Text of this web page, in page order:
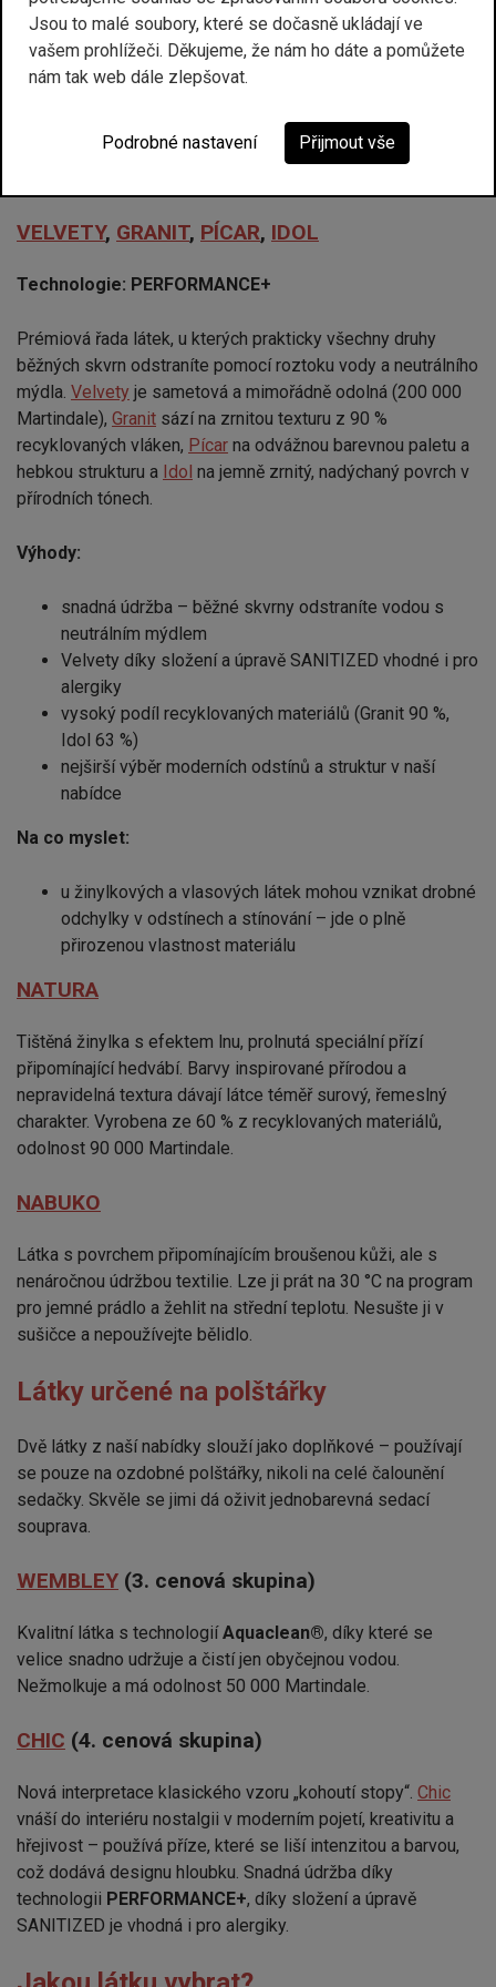
nižší odolnost proti oděru (30 000 Martindale)
přirozenou vlastností mohou být drobné odchylky v
VELVETY, GRANIT, PÍCAR, IDOL
Technologie: PERFORMANCE+
Prémiová řada látek, u kterých prakticky všechny druhy
běžných skvrn odstraníte pomocí roztoku vody a neutrálního
mýdla. Velvety je sametová a mimořádně odolná (200 000
Martindale), Granit sází na zrnitou texturu z 90 %
recyklovaných vláken, Pícar na odvážnou barevnou paletu a
hebkou strukturu a Idol na jemně zrnitý, nadýchaný povrch v
přírodních tónech.
Výhody:
snadná údržba – běžné skvrny odstraníte vodou s
neutrálním mýdlem
Velvety díky složení a úpravě SANITIZED vhodné i pro
alergiky
vysoký podíl recyklovaných materiálů (Granit 90 %,
Idol 63 %)
nejširší výběr moderních odstínů a struktur v naší
nabídce
Na co myslet:
u žinylkových a vlasových látek mohou vznikat drobné
odchylky v odstínech a stínování – jde o plně
přirozenou vlastnost materiálu
NATURA
Tištěná žinylka s efektem lnu, prolnutá speciální přízí
připomínající hedvábí. Barvy inspirované přírodou a
nepravidelná textura dávají látce téměř surový, řemeslný
charakter. Vyrobena ze 60 % z recyklovaných materiálů,
odolnost 90 000 Martindale.
NABUKO
Látka s povrchem připomínajícím broušenou kůži, ale s
nenáročnou údržbou textilie. Lze ji prát na 30 °C na program
pro jemné prádlo a žehlit na střední teplotu. Nesušte ji v
sušičce a nepoužívejte bělidlo.
Látky určené na polštářky
Dvě látky z naší nabídky slouží jako doplňkové – používají
se pouze na ozdobné polštářky, nikoli na celé čalounění
sedačky. Skvěle se jimi dá oživit jednobarevná sedací
souprava.
WEMBLEY (3. cenová skupina)
Kvalitní látka s technologiíAquaclean®, díky které se
velice snadno udržuje a čistí jen obyčejnou vodou.
Nežmolkuje a má odolnost 50 000 Martindale.
CHIC (4. cenová skupina)
Nová interpretace klasického vzoru „kohoutí stopy“. Chic
vnáší do interiéru nostalgii v moderním pojetí, kreativitu a
hřejivost – používá příze, které se liší intenzitou a barvou,
což dodává designu hloubku. Snadná údržba díky
technologii PERFORMANCE+, díky složení a úpravě
SANITIZED je vhodná i pro alergiky.
Jsou to malé soubory, které se dočasně ukládají ve
vašem prohlížeči. Děkujeme, že nám ho dáte a pomůžete
nám tak web dále zlepšovat.
Podrobné nastavení Přijmout vše